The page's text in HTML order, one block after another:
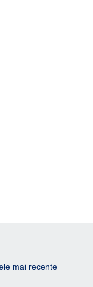
mai recente